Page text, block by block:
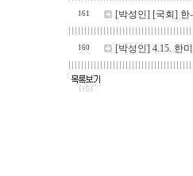
161 [박성인] [국회] 한
160 [박성인] 4.15. 한